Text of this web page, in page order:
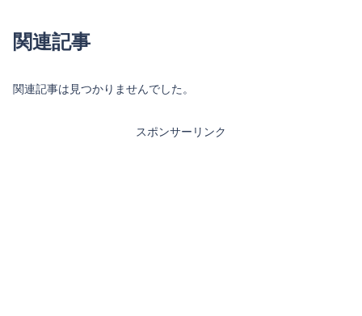
関連記事
関連記事は見つかりませんでした。
スポンサーリンク